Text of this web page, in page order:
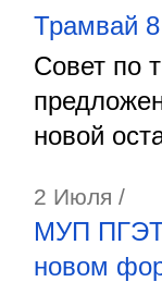
Трамвай
Совет по
новой
2 Июля /
МУП ПГЭТ
новом